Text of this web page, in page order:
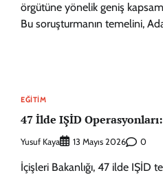
örgütüne yönelik geniş
Bu soruşturmanın temelini,
EĞITIM
47 İlde IŞİD
Yusuf Kaya 13 Mayıs 2026 0
İçişleri Bakanlığı, 47 ilde IŞİD